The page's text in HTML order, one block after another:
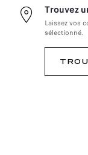
Trouvez
Laissez vos
sélectionné.